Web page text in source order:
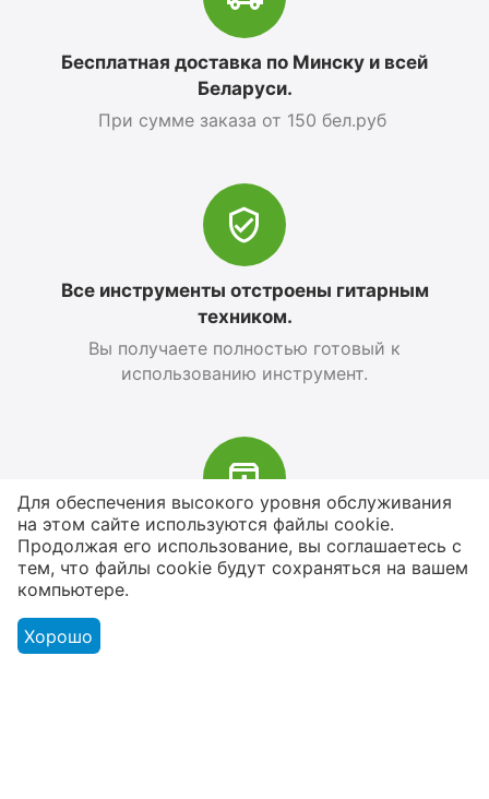
Бесплатная доставка по Минску и всей
Беларуси.
При сумме заказа от 150 бел.руб
Все инструменты отстроены гитарным
техником.
Вы получаете полностью готовый к
использованию инструмент.
В наличии более 4000 наименований
товаров
От расходников до сценического
Для обеспечения высокого уровня обслуживания
на этом сайте используются файлы cookie.
Продолжая его использование, вы соглашаетесь с
тем, что файлы cookie будут сохраняться на вашем
компьютере.
Хорошо